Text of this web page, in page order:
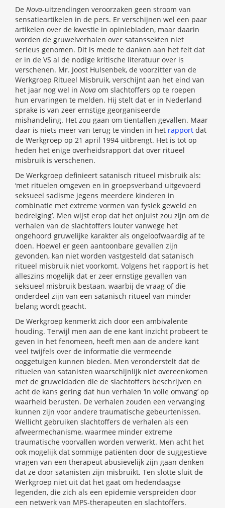
De Nova-uitzendingen veroorzaken geen stroom van
sensatieartikelen in de pers. Er verschijnen wel een paar
artikelen over de kwestie in opiniebladen, maar daarin
worden de gruwelverhalen over satanssekten niet
serieus genomen. Dit is mede te danken aan het feit dat
er in de VS al de nodige kritische literatuur over is
verschenen. Mr. Joost Hulsenbek, de voorzitter van de
Werkgroep Ritueel Misbruik, verschijnt aan het eind van
het jaar nog wel in Nova om slachtoffers op te roepen
hun ervaringen te melden. Hij stelt dat er in Nederland
sprake is van zeer ernstige georganiseerde
mishandeling. Het zou gaan om tientallen gevallen. Maar
daar is niets meer van terug te vinden in het rapport dat
de Werkgroep op 21 april 1994 uitbrengt. Het is tot op
heden het enige overheidsrapport dat over ritueel
misbruik is verschenen.
De Werkgroep definieert satanisch ritueel misbruik als:
‘met rituelen omgeven en in groepsverband uitgevoerd
seksueel sadisme jegens meerdere kinderen in
combinatie met extreme vormen van fysiek geweld en
bedreiging’. Men wijst erop dat het onjuist zou zijn om de
verhalen van de slachtoffers louter vanwege het
ongehoord gruwelijke karakter als ongeloofwaardig af te
doen. Hoewel er geen aantoonbare gevallen zijn
gevonden, kan niet worden vastgesteld dat satanisch
ritueel misbruik niet voorkomt. Volgens het rapport is het
alleszins mogelijk dat er zeer ernstige gevallen van
seksueel misbruik bestaan, waarbij de vraag of die
onderdeel zijn van een satanisch ritueel van minder
belang wordt geacht.
De Werkgroep kenmerkt zich door een ambivalente
houding. Terwijl men aan de ene kant inzicht probeert te
geven in het fenomeen, heeft men aan de andere kant
veel twijfels over de informatie die vermeende
ooggetuigen kunnen bieden. Men veronderstelt dat de
rituelen van satanisten waarschijnlijk niet overeenkomen
met de gruweldaden die de slachtoffers beschrijven en
acht de kans gering dat hun verhalen ‘in volle omvang’ op
waarheid berusten. De verhalen zouden een vervanging
kunnen zijn voor andere traumatische gebeurtenissen.
Wellicht gebruiken slachtoffers de verhalen als een
afweermechanisme, waarmee minder extreme
traumatische voorvallen worden verwerkt. Men acht het
ook mogelijk dat sommige patiënten door de suggestieve
vragen van een therapeut abusievelijk zijn gaan denken
dat ze door satanisten zijn misbruikt. Ten slotte sluit de
Werkgroep niet uit dat het gaat om hedendaagse
legenden, die zich als een epidemie verspreiden door
een netwerk van MPS-therapeuten en slachtoffers.